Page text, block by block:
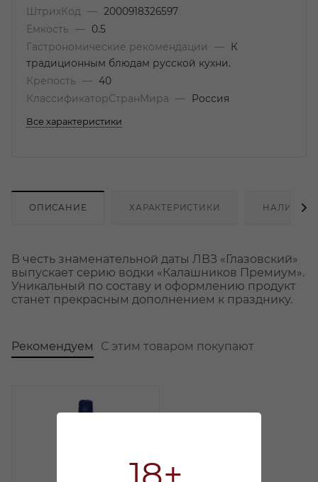
ШтрихКод
— 2000918326597
Емкость
—
0.5
Гастрономические рекомендации
—
К
традиционным блюдам русской кухни.
Крепость
— 40
КлассификаторСтранМира
— Россия
Все характеристики
ОПИСАНИЕ ХАРАКТЕРИСТИКИ НАЛИЧИЕ
В честь знаменательной даты ЛВЗ «Глазовский»
выпускает серию водки «Калашников Премиум».
Уникальный по составу и оформлению продукт
станет прекрасным дополнением к празднику.
Рекомендуем С этим товаром покупают